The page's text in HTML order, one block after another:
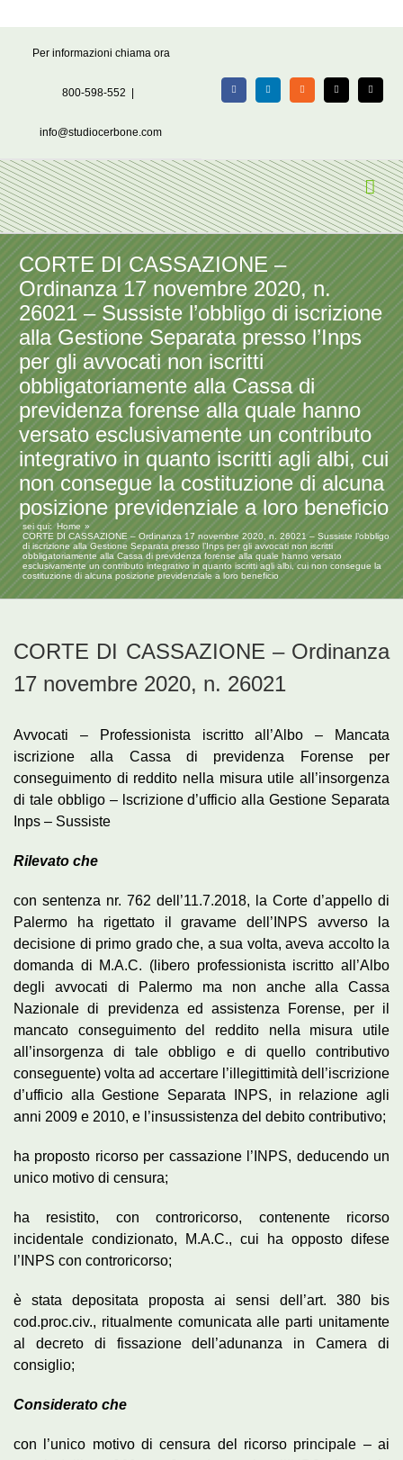
Per informazioni chiama ora
800-598-552
info@studiocerbone.com
FacebookLinkedIn Rss X Email
CORTE DI CASSAZIONE –
Ordinanza 17 novembre 2020, n.
26021 – Sussiste l’obbligo di iscrizione
alla Gestione Separata presso l’Inps
per gli avvocati non iscritti
obbligatoriamente alla Cassa di
previdenza forense alla quale hanno
versato esclusivamente un contributo
integrativo in quanto iscritti agli albi, cui
non consegue la costituzione di alcuna
posizione previdenziale a loro beneficio
sei qui: Home
CORTE DI CASSAZIONE – Ordinanza 17 novembre 2020, n. 26021 – Sussiste l’obbligo
di iscrizione alla Gestione Separata presso l’Inps per gli avvocati non iscritti
obbligatoriamente alla Cassa di previdenza forense alla quale hanno versato
esclusivamente un contributo integrativo in quanto iscritti agli albi, cui non consegue la
costituzione di alcuna posizione previdenziale a loro beneficio
CORTE DI CASSAZIONE – Ordinanza
17 novembre 2020, n. 26021
Avvocati – Professionista iscritto all’Albo – Mancata
iscrizione alla Cassa di previdenza Forense per
conseguimento di reddito nella misura utile all’insorgenza
di tale obbligo – lscrizione d’ufficio alla Gestione Separata
Inps – Sussiste
Rilevato che
con sentenza nr. 762 dell’11.7.2018, la Corte d’appello di
Palermo ha rigettato il gravame dell’INPS avverso la
decisione di primo grado che, a sua volta, aveva accolto la
domanda di M.A.C. (libero professionista iscritto all’Albo
degli avvocati di Palermo ma non anche alla Cassa
Nazionale di previdenza ed assistenza Forense, per il
mancato conseguimento del reddito nella misura utile
all’insorgenza di tale obbligo e di quello contributivo
conseguente) volta ad accertare l’illegittimità dell’iscrizione
d’ufficio alla Gestione Separata INPS, in relazione agli
anni 2009 e 2010, e l’insussistenza del debito contributivo;
ha proposto ricorso per cassazione l’INPS, deducendo un
unico motivo di censura;
ha resistito, con controricorso, contenente ricorso
incidentale condizionato, M.A.C., cui ha opposto difese
l’INPS con controricorso;
è stata depositata proposta ai sensi dell’art. 380 bis
cod.proc.civ., ritualmente comunicata alle parti unitamente
al decreto di fissazione dell’adunanza in Camera di
consiglio;
Considerato che
con l’unico motivo di censura del ricorso principale – ai